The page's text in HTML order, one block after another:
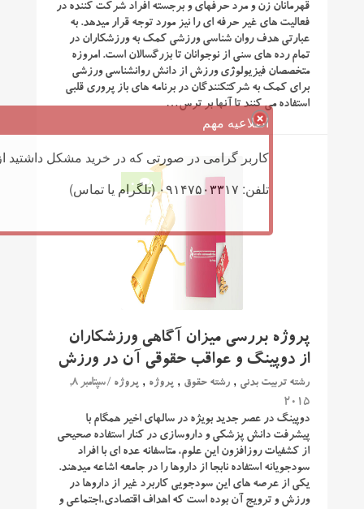
قهرمانان زن و مرد حرفه‎ای و برجسته افراد شرکت کننده در
فعالیت‎ های غیر حرفه ‏ای را نیز مورد توجه قرار می‎دهد. به
عبارتی هدف روان ‎شناسی ورزشی کمک به ورزشکاران در
تمام رده‎ های سنی از نوجوانان تا بزرگسالان است. امروزه
متخصصان فیزیولوژی ورزش از دانش روان‎شناسی ورزشی
برای کمک به شرکت‎کنندگان در برنامه‎ های باز پروری قلبی
استفاده می ‎کنند تا آنها بر ترس…
0
پروژه بررسی میزان آگاهی ورزشکاران
از دوپینگ و عواقب حقوقی آن در ورزش
رشته تربیت بدنی ,رشته حقوق , پروژه , پروژه
/ سپتامبر 8,
2015
دوپینگ در عصر جدید بویژه در سالهای اخیر همگام با
پیشرفت دانش پزشکی و داروسازی در کنار استفاده صحیحی
از کشفیات روزافزون این علوم، متاسفانه عده ای با افراد
سودجویانه استفاده نابجا از داروها را در جامعه اشاعه میدهند.
یکی از عرصه های این سودجویی کاربرد غیر از داروها در
ورزش و ترویج آن بوده است که اهداف اقتصادی،اجتماعی و
اطلاعیه مهم
کاربر گرامی در صورتی که در خرید مشکل داشتید
تلفن: ۰۹۱۴۷۵۰۳۳۱۷ (تلگرام یا تماس)